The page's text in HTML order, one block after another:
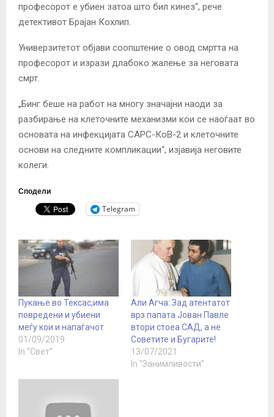
професорот е убиен затоа што бил кинез“, рече
детективот Брајан Кохлип.
Универзитетот објави соопштение о овод смртта на
професорот и изрази длабоко жалење за неговата
смрт.
„Бинг беше на работ на многу значајни наоди за
разбирање на клеточните механизми кои се наоѓаат во
основата на инфекцијата САРС-КоВ-2 и клеточните
основи на следните компликации“, изјавија неговите
колеги.
Сподели
Telegram
Пукање во Тексас,има
повредени и убиени
меѓу кои и напаѓачот
01/09/2019
In "Свет"
Али Агча: Зад атентатот
врз папата Јован Павле
втори стоеа САД, а не
Советите и Бугарите!
13/07/2021
In "Занимливости"